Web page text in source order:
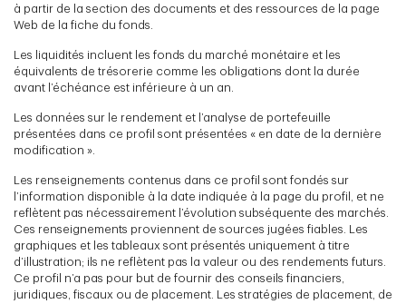
à partir de la section des documents et des ressources de la page
Web de la fiche du fonds.
Les liquidités incluent les fonds du marché monétaire et les
équivalents de trésorerie comme les obligations dont la durée
avant l’échéance est inférieure à un an.
Les données sur le rendement et l’analyse de portefeuille
présentées dans ce profil sont présentées « en date de la dernière
modification ».
Les renseignements contenus dans ce profil sont fondés sur
l’information disponible à la date indiquée à la page du profil, et ne
reflètent pas nécessairement l’évolution subséquente des marchés.
Ces renseignements proviennent de sources jugées fiables. Les
graphiques et les tableaux sont présentés uniquement à titre
d’illustration; ils ne reflètent pas la valeur ou des rendements futurs.
Ce profil n’a pas pour but de fournir des conseils financiers,
juridiques, fiscaux ou de placement. Les stratégies de placement, de